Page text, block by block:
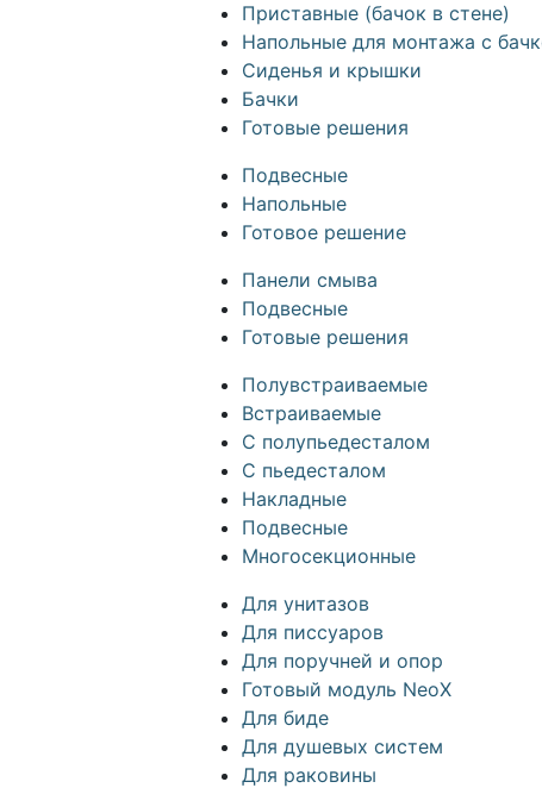
Приставные (бачок в стене)
Напольные для монтажа с
Сиденья и крышки
Бачки
Готовые решения
Подвесные
Напольные
Готовое решение
Панели смыва
Подвесные
Готовые решения
Полувстраиваемые
Встраиваемые
С полупьедесталом
С пьедесталом
Накладные
Подвесные
Многосекционные
Для унитазов
Для писсуаров
Для поручней и опор
Готовый модуль NeoX
Для биде
Для душевых систем
Для раковины